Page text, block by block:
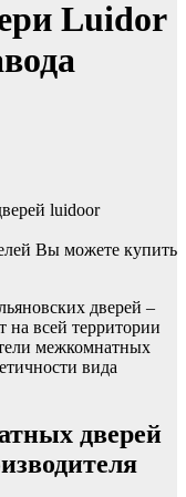
Luidor
luidoor
Вы можете купить
дверей –
на всей территории
межкомнатных
вида
дверей